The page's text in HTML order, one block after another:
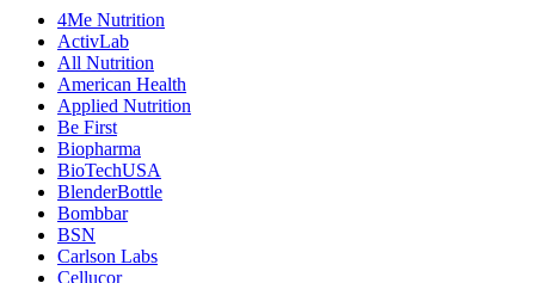
4Me Nutrition
ActivLab
All Nutrition
American Health
Applied Nutrition
Be First
Biopharma
BioTechUSA
BlenderBottle
Bombbar
BSN
Carlson Labs
Cellucor